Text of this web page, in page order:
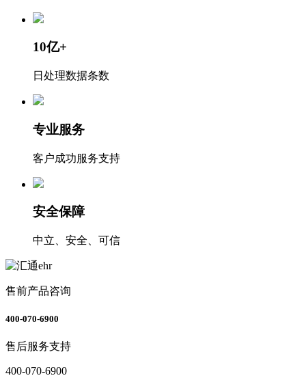
10亿+
日处理数据条数
专业服务
客户成功服务支持
安全保障
中立、安全、可信
售前产品咨询
400-070-6900
售后服务支持
400-070-6900